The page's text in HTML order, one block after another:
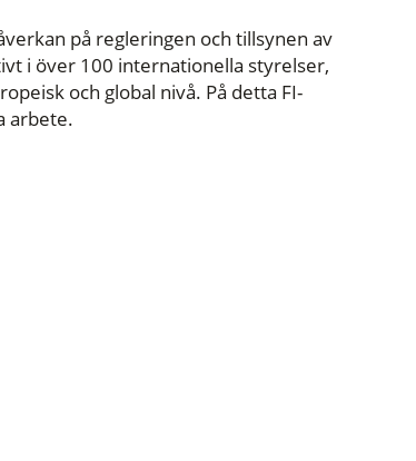
på regleringen och tillsynen av
i över 100 internationella styrelser,
och global nivå. På detta FI-
arbete.